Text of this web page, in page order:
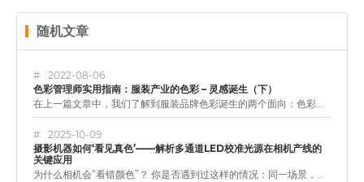
随机文章
2022-08-06
色彩管理师实用指南：服装产业的色彩 – 灵感诞生（下）
在上一篇文章中，我们了解到服装品牌色彩诞生的两个面向：色彩灵感开发和色彩复制，它们一起确保了产品最终能以正确的颜色呈现。同时我们也明白，根据不同的品牌商业模式，二者所需要的技术也不相同。接下来，我们再…
2025-10-09
摄影机器如何‘看见真色’——解析多通道LED校准光源在相机产线的
关键应用
为什么相机会“看错颜色”？ 你是否遇到过这样的情况：同一场景，用两台不同的相机拍摄，结果照片色彩却不一样？造成这种差异的根源之一，就是相机在生产和测试阶段所使用的光源不同。相机的“眼睛”——图像传感器…